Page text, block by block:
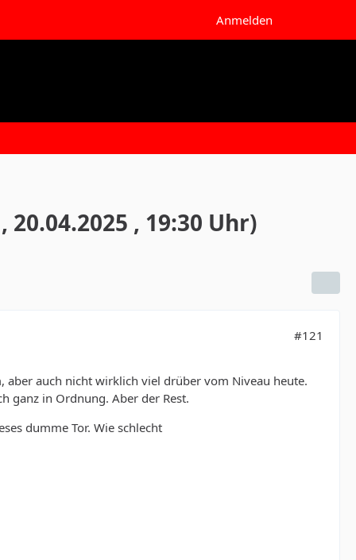
Anmelden
, 19:30 Uhr)
#121
aber auch nicht wirklich viel drüber vom Niveau heute.
ganz in Ordnung. Aber der Rest.
dumme Tor. Wie schlecht